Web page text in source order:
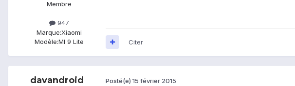
Membre
947
Marque:Xiaomi
Modèle:MI 9 Lite Citer
davandroid Posté(e) 15 février 2015